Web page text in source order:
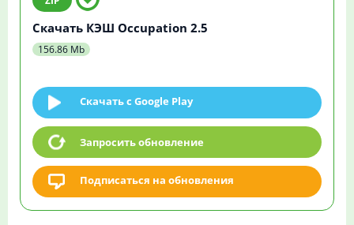
Скачать КЭШ Occupation 2.5
156.86 Mb
Скачать c Google Play
Запросить обновление
Подписаться на обновления